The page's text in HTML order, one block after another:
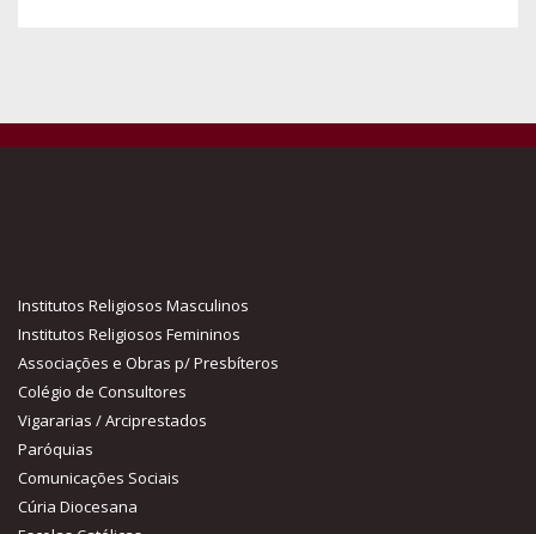
Institutos Religiosos Masculinos
Institutos Religiosos Femininos
Associações e Obras p/ Presbíteros
Colégio de Consultores
Vigararias / Arciprestados
Paróquias
Comunicações Sociais
Cúria Diocesana